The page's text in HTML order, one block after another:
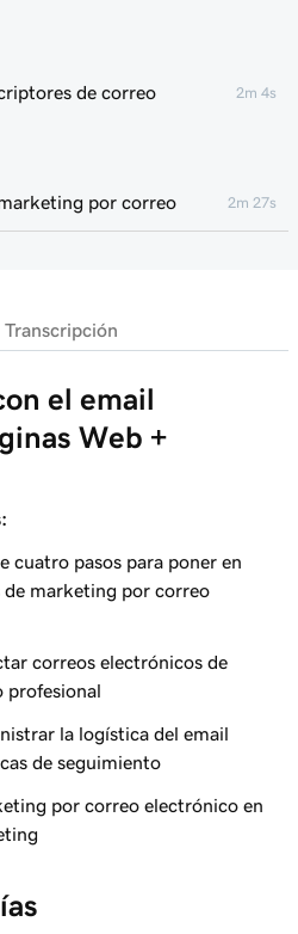
de correo
2m 4s
por correo
2m 27s
electrónicos se vean
electrónicos de
email marketing
por correo
del rendimiento de tu
Transcripción
el email
Web +
cuatro pasos para poner en
de marketing por correo
correos electrónicos de
profesional
la logística del email
de seguimiento
por correo electrónico en